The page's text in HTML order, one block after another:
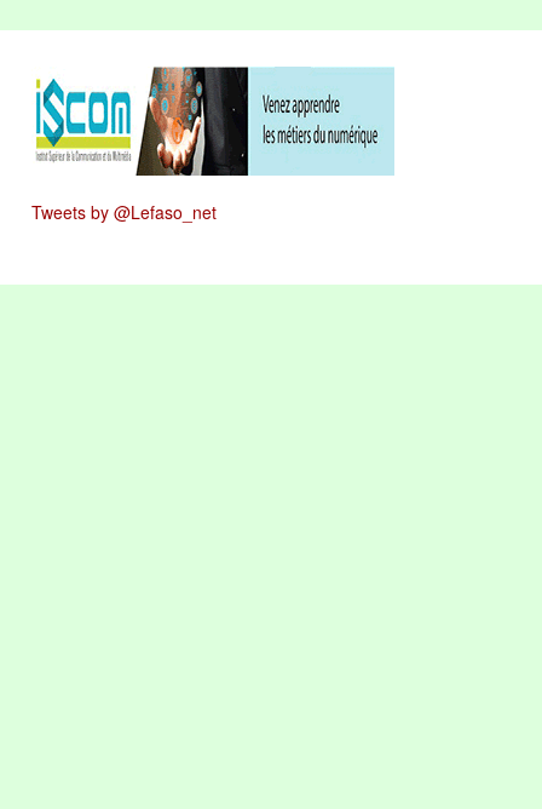
Tweets by @Lefaso_net